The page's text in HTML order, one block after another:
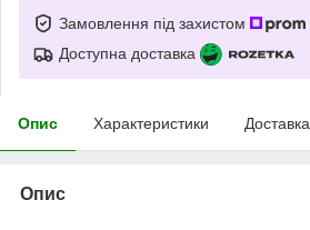
Замовлення під захистом
Доступна доставка
Опис Характеристики Доставка
Опис